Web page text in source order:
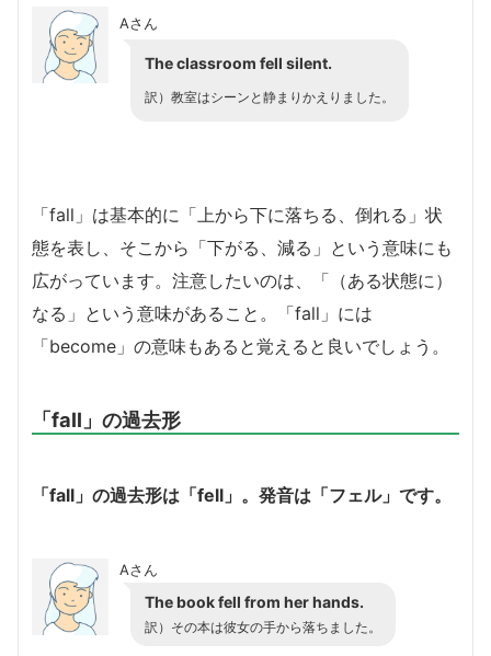
Aさん
The classroom fell silent.
訳）教室はシーンと静まりかえりました。
「fall」は基本的に「上から下に落ちる、倒れる」状
態を表し、そこから「下がる、減る」という意味にも
広がっています。注意したいのは、「（ある状態に）
なる」という意味があること。「fall」には
「become」の意味もあると覚えると良いでしょう。
「fall」の過去形
「fall」の過去形は「fell」。発音は「フェル」です。
Aさん
The book fell from her hands.
訳）その本は彼女の手から落ちました。